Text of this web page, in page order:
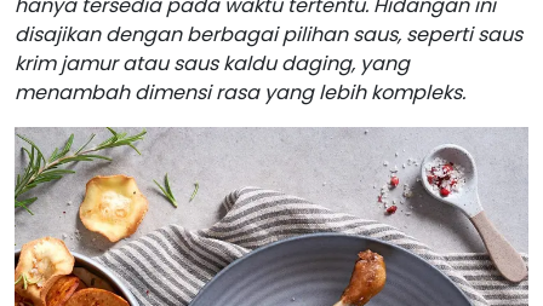
hanya tersedia pada waktu tertentu. Hidangan ini
disajikan dengan berbagai pilihan saus, seperti saus
krim jamur atau saus kaldu daging, yang
menambah dimensi rasa yang lebih kompleks.